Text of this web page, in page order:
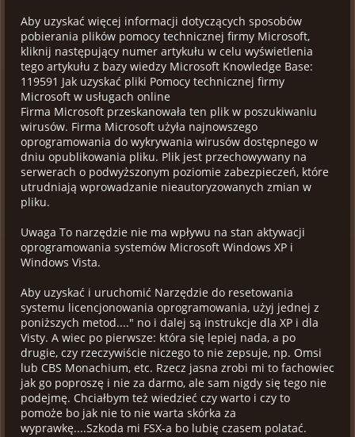
Aby uzyskać więcej informacji dotyczących sposobów
pobierania plików pomocy technicznej firmy Microsoft,
kliknij następujący numer artykułu w celu wyświetlenia
tego artykułu z bazy wiedzy Microsoft Knowledge Base:
119591 Jak uzyskać pliki Pomocy technicznej firmy
Microsoft w usługach online
Firma Microsoft przeskanowała ten plik w poszukiwaniu
wirusów. Firma Microsoft użyła najnowszego
oprogramowania do wykrywania wirusów dostępnego w
dniu opublikowania pliku. Plik jest przechowywany na
serwerach o podwyższonym poziomie zabezpieczeń, które
utrudniają wprowadzanie nieautoryzowanych zmian w
pliku.
Uwaga To narzędzie nie ma wpływu na stan aktywacji
oprogramowania systemów Microsoft Windows XP i
Windows Vista.
Aby uzyskać i uruchomić Narzędzie do resetowania
systemu licencjonowania oprogramowania, użyj jednej z
poniższych metod...." no i dalej są instrukcje dla XP i dla
Visty. A wiec po pierwsze: która się lepiej nada, a po
drugie, czy rzeczywiście niczego to nie zepsuje, np. Omsi
lub CBS Monachium, etc. Rzecz jasna zrobi mi to fachowiec
jak go poproszę i nie za darmo, ale sam nigdy się tego nie
podejmę. Chciałbym też wiedzieć czy warto i czy to
pomoże bo jak nie to nie warta skórka za
wyprawkę....Szkoda mi FSX-a bo lubię czasem polatać.